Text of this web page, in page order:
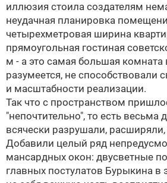
иллюзия стоила создателям
неудачная планировка
четырехметровая ширина
прямоугольная гостиная
м - а это самая большая комната
разумеется, не способствовали
и масштабности реализации.
Так что с пространством
"непочтительно", то есть весьма
всячески разрушали,
Добавили целый ряд
мансардных окон: двусветные
главных постулатов Бурыкина в